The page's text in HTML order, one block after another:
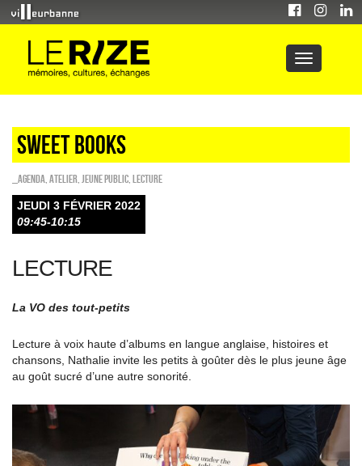
Sweet Books
_Agenda Atelier Jeune public Lecture
JEUDI 3 FÉVRIER 2022
09:45-10:15
LECTURE
La VO des tout-petits
Lecture à voix haute d’albums en langue anglaise, histoires et
chansons, Nathalie invite les petits à goûter dès le plus jeune âge
au goût sucré d’une autre sonorité.